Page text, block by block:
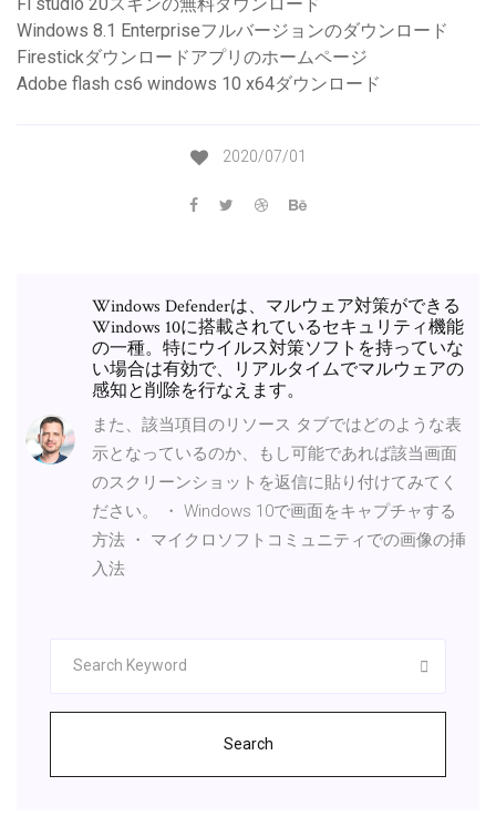
Fl studio 20スキンの無料ダウンロード
Windows 8.1 Enterpriseフルバージョンのダウンロード
Firestickダウンロードアプリのホームページ
Adobe flash cs6 windows 10 x64ダウンロード
2020/07/01
Windows Defenderは、マルウェア対策ができる
Windows 10に搭載されているセキュリティ機能
の一種。特にウイルス対策ソフトを持っていな
い場合は有効で、リアルタイムでマルウェアの
感知と削除を行なえます。
また、該当項目のリソース タブではどのような表
示となっているのか、もし可能であれば該当画面
のスクリーンショットを返信に貼り付けてみてく
ださい。 ・ Windows 10で画面をキャプチャする
方法 ・ マイクロソフトコミュニティでの画像の挿
入法
Search